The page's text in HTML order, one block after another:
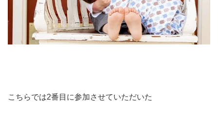
こちらでは2番目に参加させていただいた